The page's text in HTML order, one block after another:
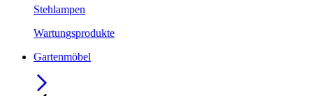
Stehlampen
Wartungsprodukte
Gartenmöbel